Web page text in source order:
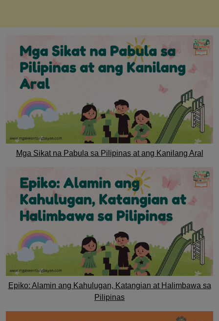
Mga Sikat na Pabula sa Pilipinas at ang Kanilang Aral
Epiko: Alamin ang Kahulugan, Katangian at Halimbawa sa
Pilipinas